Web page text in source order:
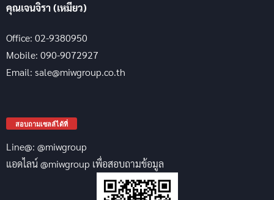
คุณเจนจิรา (เหมียว)
Office: 02-9380950
Mobile: 090-9072927
Email: sale@miwgroup.co.th
สอบถามเซลล์ได้ที่
Line@: @miwgroup
แอดไลน์ @miwgroup เพื่อสอบถามข้อมูล